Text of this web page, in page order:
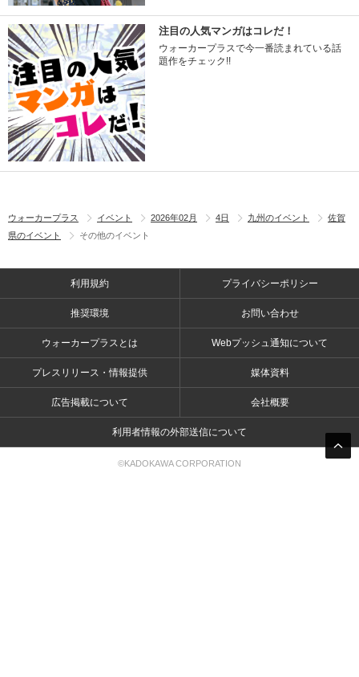
注目の人気マンガはコレだ！
ウォーカープラスで今一番読まれている話
題作をチェック!!
ウォーカープラス イベント 2026年02月 4日 九州のイベント
佐賀
県のイベント
その他のイベント
利用規約 プライバシーポリシー
推奨環境 お問い合わせ
ウォーカープラスとは Webプッシュ通知について
プレスリリース・情報提供 媒体資料
広告掲載について 会社概要
利用者情報の外部送信について
©KADOKAWA CORPORATION